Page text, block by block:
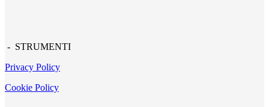
- STRUMENTI
Privacy Policy
Cookie Policy